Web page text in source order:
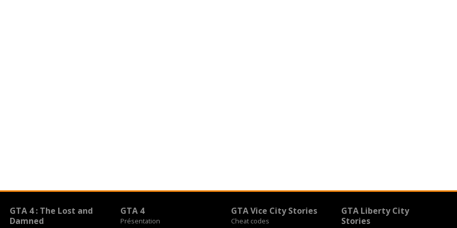
GTA 4 : The Lost and
Damned
GTA 4
Présentation
GTA Vice City Stories
Cheat codes
GTA Liberty City
Stories